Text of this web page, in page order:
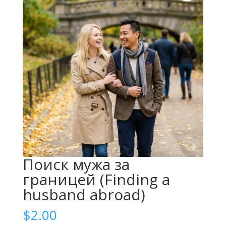
Поиск мужа за
границей (Finding a
husband abroad)
$2.00